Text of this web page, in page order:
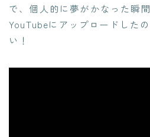
で、個人的に夢がかなった瞬
YouTubeにアップロードした
い！